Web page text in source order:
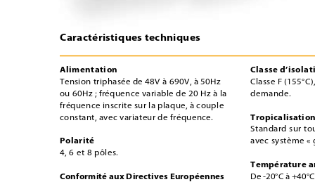
Classe
Classe F
demande.
Standard sur
avec système
Température
De -20°C à
Caractéristiques techniques
Alimentation
Tension triphasée de 48V à 690V, à 50Hz
ou 60Hz ; fréquence variable de 20 Hz à la
fréquence inscrite sur la plaque, à couple
constant, avec variateur de fréquence.
Polarité
4, 6 et 8 pôles.
Conformité aux Directives Européennes